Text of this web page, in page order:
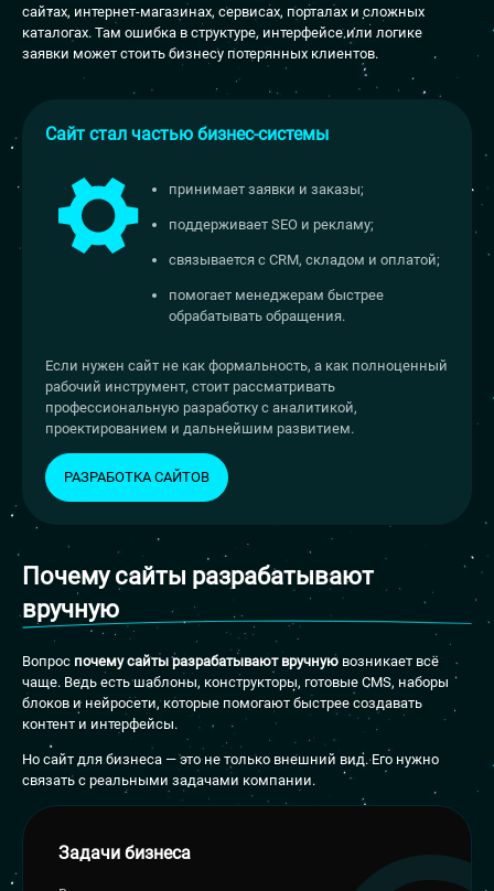
сайтах, интернет-магазинах, сервисах, порталах и сложных
каталогах. Там ошибка в структуре, интерфейсе или логике
заявки может стоить бизнесу потерянных клиентов.
Сайт стал частью бизнес-системы
принимает заявки и заказы;
поддерживает SEO и рекламу;
связывается с CRM, складом и оплатой;
помогает менеджерам быстрее
обрабатывать обращения.
Если нужен сайт не как формальность, а как полноценный
рабочий инструмент, стоит рассматривать
профессиональную разработку с аналитикой,
проектированием и дальнейшим развитием.
РАЗРАБОТКА САЙТОВ
Почему сайты разрабатывают
вручную
Вопрос почему сайты разрабатывают вручную возникает всё
чаще. Ведь есть шаблоны, конструкторы, готовые CMS, наборы
блоков и нейросети, которые помогают быстрее создавать
контент и интерфейсы.
Но сайт для бизнеса — это не только внешний вид. Его нужно
связать с реальными задачами компании.
Задачи бизнеса